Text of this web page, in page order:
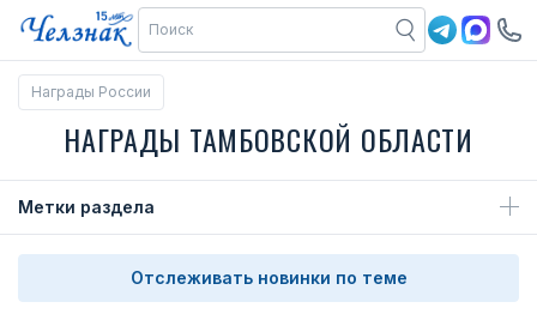
Награды России
НАГРАДЫ ТАМБОВСКОЙ ОБЛАСТИ
Метки раздела
Отслеживать новинки по теме